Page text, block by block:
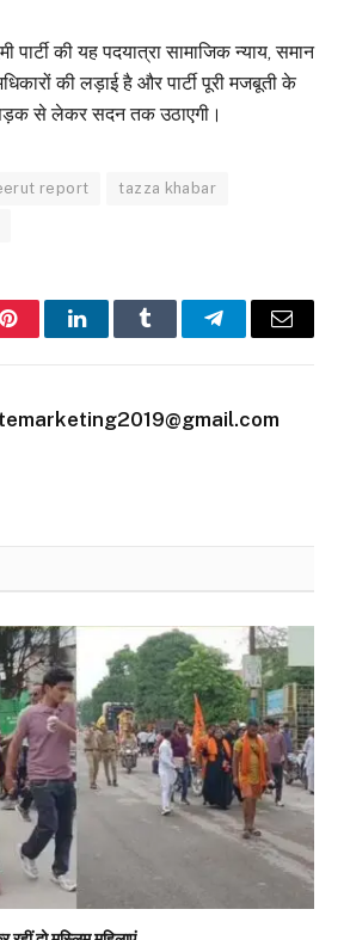
की यह पदयात्रा सामाजिक न्याय, समान
की लड़ाई है और पार्टी पूरी मजबूती के
से लेकर सदन तक उठाएगी।
report tazza khabar
PinterestLinkedInTumblr TelegramEmail